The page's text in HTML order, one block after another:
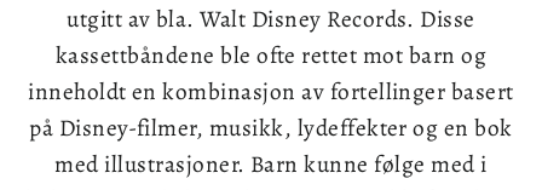
utgitt av bla. Walt Disney Records. Disse
kassettbåndene ble ofte rettet mot barn og
inneholdt en kombinasjon av fortellinger basert
på Disney-filmer, musikk, lydeffekter og en bok
med illustrasjoner. Barn kunne følge med i